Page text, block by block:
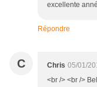
excellente
Répondre
C Chris 05/01/
<br /> <br />